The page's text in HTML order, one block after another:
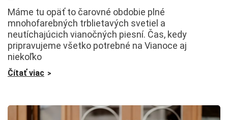
Máme tu opäť to čarovné obdobie plné
mnohofarebných trblietavých svetiel a
neutíchajúcich vianočných piesní. Čas, kedy
pripravujeme všetko potrebné na Vianoce aj
niekoľko
Čítať viac